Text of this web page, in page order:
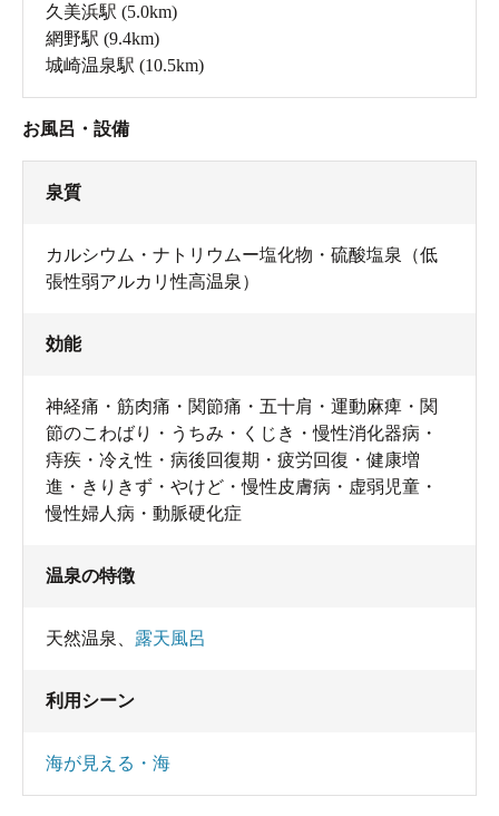
久美浜駅 (5.0km)
網野駅 (9.4km)
城崎温泉駅 (10.5km)
お風呂・設備
泉質
カルシウム・ナトリウムー塩化物・硫酸塩泉（低
張性弱アルカリ性高温泉）
効能
神経痛・筋肉痛・関節痛・五十肩・運動麻痺・関
節のこわばり・うちみ・くじき・慢性消化器病・
痔疾・冷え性・病後回復期・疲労回復・健康増
進・きりきず・やけど・慢性皮膚病・虚弱児童・
慢性婦人病・動脈硬化症
温泉の特徴
天然温泉 露天風呂
利用シーン
海が見える・海